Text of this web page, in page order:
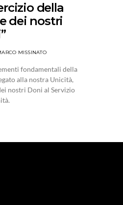
della
dei nostri
MISSINATO
fondamentali della
alla nostra Unicità,
nostri Doni al Servizio